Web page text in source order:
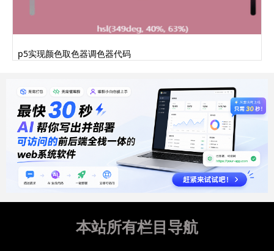
p5实现颜色取色器调色器代码
本站所有栏目导航